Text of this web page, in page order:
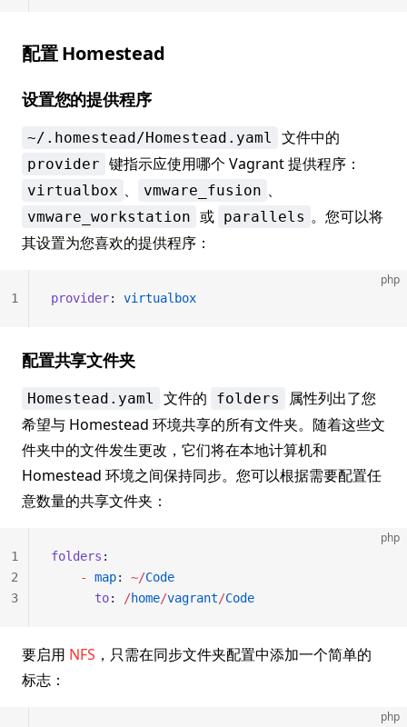
配置 Homestead
设置您的提供程序
~/.homestead/Homestead.yaml 文件中的
provider 键指示应使用哪个 Vagrant 提供程序：
virtualbox 、 vmware_fusion 、
vmware_workstation 或 parallels 。您可以将
其设置为您喜欢的提供程序：
php
provider: virtualbox
1
配置共享文件夹
Homestead.yaml 文件的 folders
属性列出了您
希望与 Homestead 环境共享的所有文件夹。随着这些文
件夹中的文件发生更改，它们将在本地计算机和
Homestead 环境之间保持同步。您可以根据需要配置任
意数量的共享文件夹：
php
folders :
    -
map: ~/Code
      to
: /home/vagrant/Code
1
2
3
要启用 NFS ，只需在同步文件夹配置中添加一个简单的
标志：
php